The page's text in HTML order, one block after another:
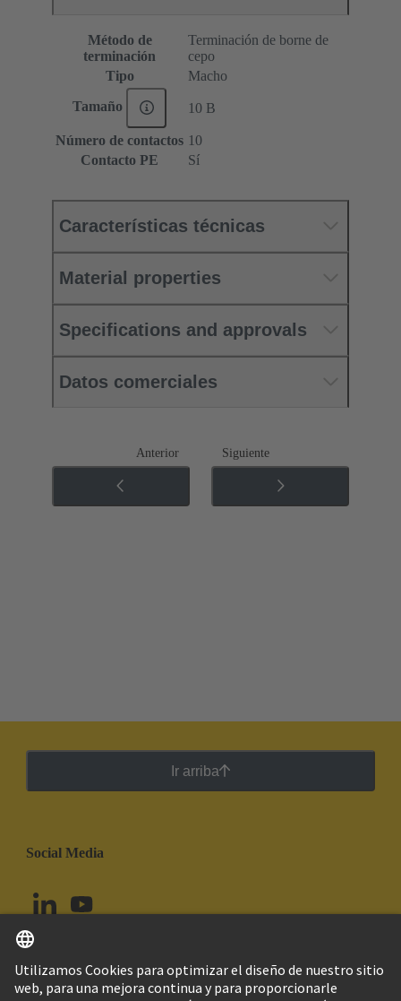
Método de
terminación
Terminación de borne de
cepo
Tipo
Macho
Tamaño 10 B
Número de contactos 10
Contacto PE
Sí
Características técnicas
Material properties
Specifications and approvals
Datos comerciales
Anterior Siguiente
Ir arriba
Social Media
Colombia Español